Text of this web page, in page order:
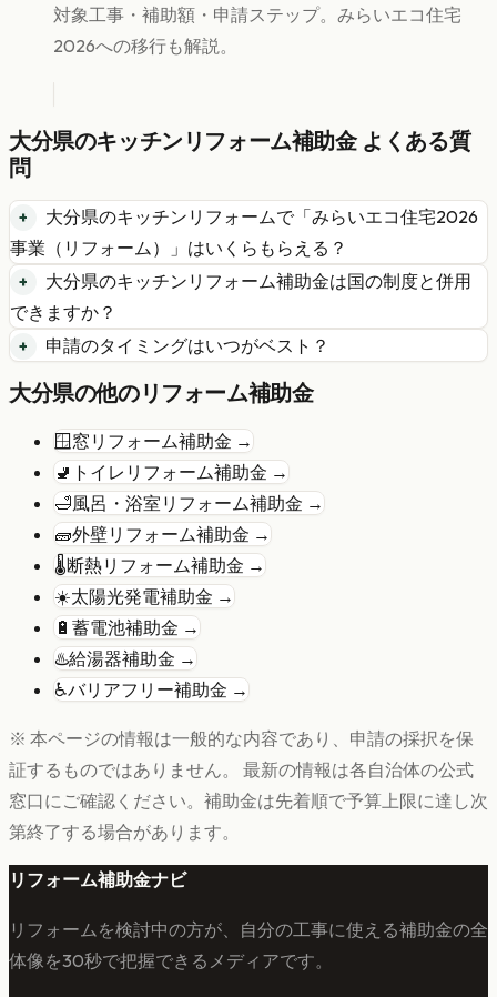
対象工事・補助額・申請ステップ。みらいエコ住宅
2026への移行も解説。
大分県のキッチンリフォーム補助金 よくある質
問
大分県のキッチンリフォームで「みらいエコ住宅2026
事業（リフォーム）
」はいくらもらえる？
大分県のキッチンリフォーム補助金は国の制度と併用
できますか？
申請のタイミングはいつがベスト？
大分県の他のリフォーム補助金
🪟 窓リフォーム補助金 →
🚽 トイレリフォーム補助金 →
🛁風呂・浴室リフォーム補助金 →
🧱外壁リフォーム補助金 →
🌡️断熱リフォーム補助金 →
☀️太陽光発電補助金 →
🔋 蓄電池補助金 →
♨️給湯器補助金 →
♿バリアフリー補助金 →
※ 本ページの情報は一般的な内容であり、申請の採択を保
証するものではありません。 最新の情報は各自治体の公式
窓口にご確認ください。補助金は先着順で予算上限に達し次
第終了する場合があります。
リフォーム補助金ナビ
リフォームを検討中の方が、自分の工事に使える補助金の全
体像を30秒で把握できるメディアです。